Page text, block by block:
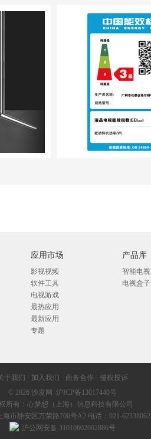
应用市场
影视视频
软件工具
电视游戏
最热应用
最新应用
专题
产品库
智能电视
电视盒子
于我们 · 加入我们 · 商务合作 · 侵权投诉
© 2026 沙发网
沪ICP备13017440号
所有：心梦想（上海）信息科技有限公司
海市静安区万荣路700号A2 电话：021-62338062
沪公网安备 31010602002886号